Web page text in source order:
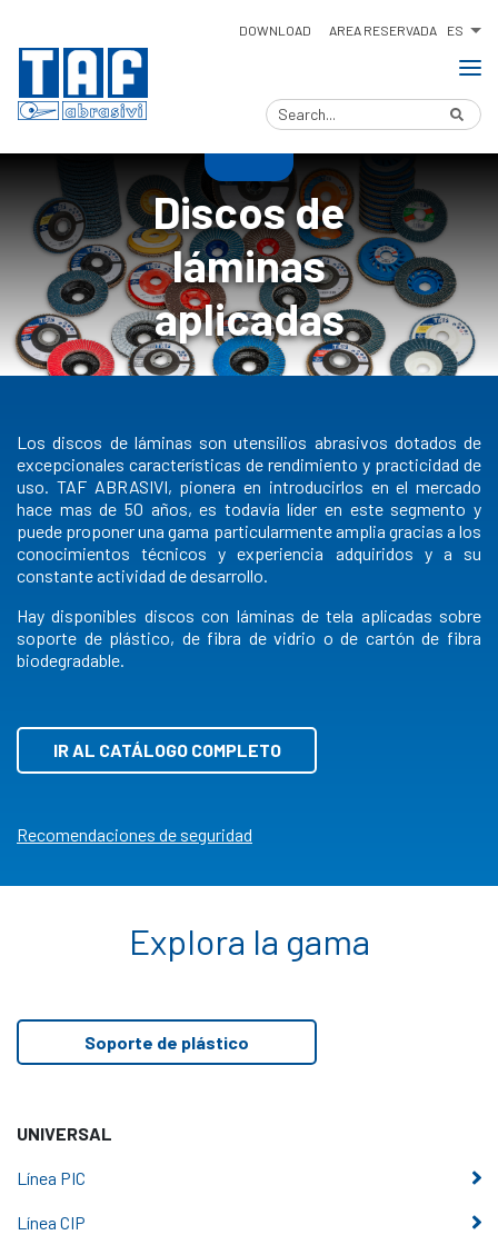
DOWNLOAD AREA RESERVADA ES
Discos de
láminas
aplicadas
Los discos de láminas son utensilios abrasivos dotados de
excepcionales características de rendimiento y practicidad de
uso. TAF ABRASIVI, pionera en introducirlos en el mercado
hace mas de 50 años, es todavía líder en este segmento y
puede proponer una gama particularmente amplia gracias a los
conocimientos técnicos y experiencia adquiridos y a su
constante actividad de desarrollo.
Hay disponibles discos con láminas de tela aplicadas sobre
soporte de plástico, de fibra de vidrio o de cartón de fibra
biodegradable.
IR AL CATÁLOGO COMPLETO
Recomendaciones de seguridad
Explora la gama
Soporte de plástico
UNIVERSAL
Línea PIC
Línea CIP